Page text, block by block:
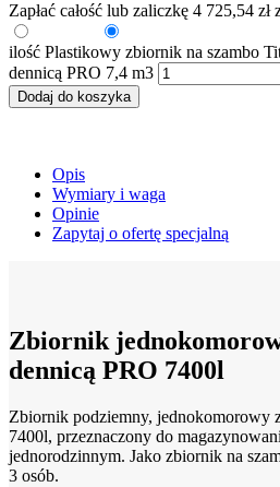
Zapłać całość lub zaliczkę 4 725,54 zł
ilość Plastikowy zbiornik na szambo
dennicą PRO 7,4 m3
Dodaj do koszyka
Opis
Wymiary i waga
Opinie
Zapytaj o ofertę specjalną
Zbiornik
dennicą PRO 7400l
Zbiornik podziemny, jednokomorowy
7400l, przeznaczony do
jednorodzinnym. Jako zbiornik na
3 osób.